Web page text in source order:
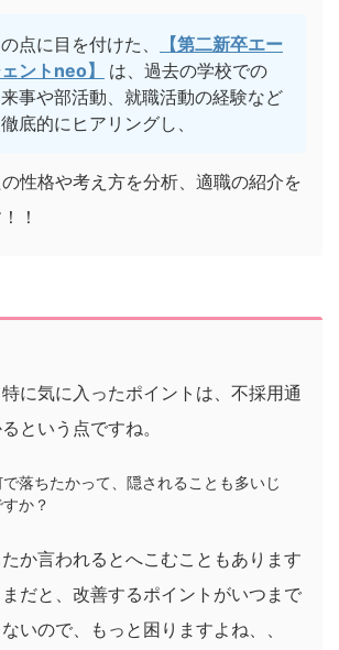
点に目を付けた、
【第二新卒エー
ントneo】
は、過去の学校での
事や部活動、就職活動の経験など
底的にヒアリングし、
性格や考え方を分析、適職の紹介を
！
に気に入ったポイントは、不採用通
という点ですね。
落ちたかって、隠されることも多いじ
か？
か言われるとへこむこともあります
だと、改善するポイントがいつまで
いので、もっと困りますよね、、